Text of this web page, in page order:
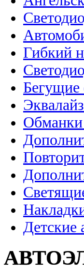
Гибкий
Бегущие
Обманки
Детские